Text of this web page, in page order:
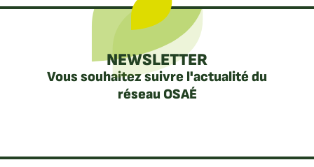
NEWSLETTER
Vous souhaitez suivre l'actualité du
réseau OSAÉ